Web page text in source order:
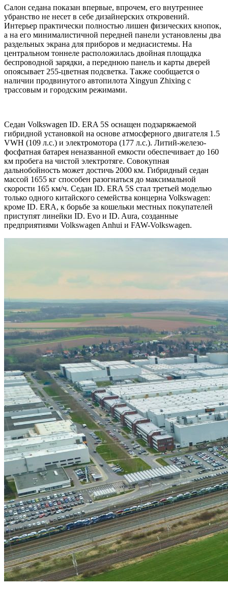
Салон седана показан впервые, впрочем, его внутреннее
убранство не несет в себе дизайнерских откровений.
Интерьер практически полностью лишен физических кнопок,
а на его минималистичной передней панели установлены два
раздельных экрана для приборов и медиасистемы. На
центральном тоннеле расположилась двойная площадка
беспроводной зарядки, а переднюю панель и карты дверей
опоясывает 255-цветная подсветка. Также сообщается о
наличии продвинутого автопилота Xingyun Zhixing с
трассовым и городским режимами.
Седан Volkswagen ID. ERA 5S оснащен подзаряжаемой
гибридной установкой на основе атмосферного двигателя 1.5
VWH (109 л.с.) и электромотора (177 л.с.). Литий-железо-
фосфатная батарея неназванной емкости обеспечивает до 160
км пробега на чистой электротяге. Совокупная
дальнобойность может достичь 2000 км. Гибридный седан
массой 1655 кг способен разогнаться до максимальной
скорости 165 км/ч. Седан ID. ERA 5S стал третьей моделью
только одного китайского семейства концерна Volkswagen:
кроме ID. ERA, к борьбе за кошельки местных покупателей
приступят линейки ID. Evo и ID. Aura, созданные
предприятиями Volkswagen Anhui и FAW-Volkswagen.